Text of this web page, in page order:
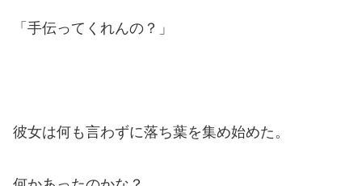
「手伝ってくれんの？」
彼女は何も言わずに落ち葉を集め始めた。